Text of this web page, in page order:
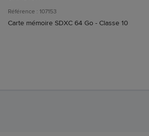
Référence : 107153
Carte mémoire SDXC 64 Go - Classe 10